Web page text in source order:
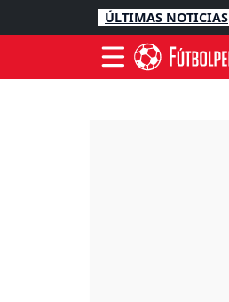
ÚLTIMAS NOTICIAS